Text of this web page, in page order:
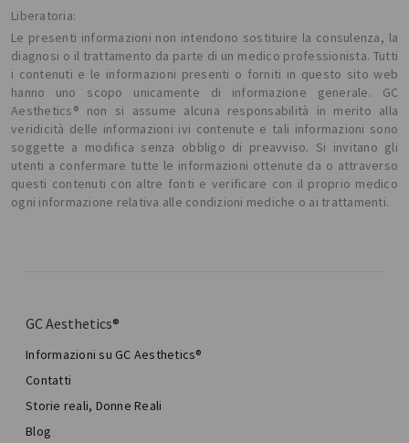
Liberatoria:
Le presenti informazioni non intendono sostituire la consulenza, la
diagnosi o il trattamento da parte di un medico professionista. Tutti
i contenuti e le informazioni presenti o forniti in questo sito web
hanno uno scopo unicamente di informazione generale. GC
Aesthetics® non si assume alcuna responsabilità in merito alla
veridicità delle informazioni ivi contenute e tali informazioni sono
soggette a modifica senza obbligo di preavviso. Si invitano gli
utenti a confermare tutte le informazioni ottenute da o attraverso
questi contenuti con altre fonti e verificare con il proprio medico
ogni informazione relativa alle condizioni mediche o ai trattamenti.
GC Aesthetics®
Informazioni su GC Aesthetics®
Contatti
Storie reali, Donne Reali
Blog